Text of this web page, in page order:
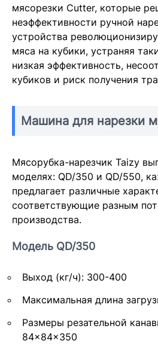
мясорезки Cutter, которые
неэффективности ручной
устройства
мяса на кубики, устраняя
низкая эффективность,
кубиков и риск получения
Машина для нарезки
Мясорубка-нарезчик Taizy
моделях: QD/350 и QD/550,
предлагает различные
соответствующие разным
производства.
Модель QD/350
Выход (кг/ч): 300-400
Максимальная длина
Размеры резательной
84×84×350